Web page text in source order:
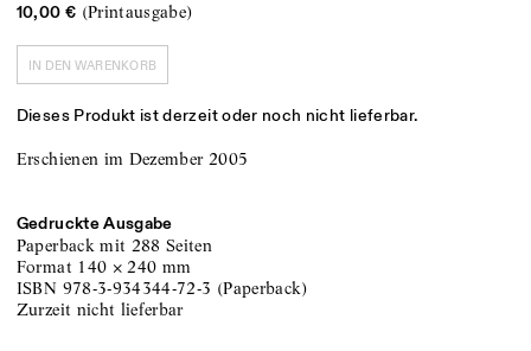
10,00 € (Printausgabe)
IN DEN WARENKORB
Dieses Produkt ist derzeit oder noch nicht lieferbar.
Erschienen im Dezember 2005
Gedruckte Ausgabe
Paperback mit 288 Seiten
Format 140 ×240 mm
ISBN 978-3-934344-72-3 (Paperback)
zurzeit nicht lieferbar